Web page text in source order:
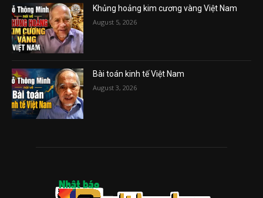
Khủng hoảng kim cương vàng Việt Nam
August 5, 2026
Bài toán kinh tế Việt Nam
August 3, 2026